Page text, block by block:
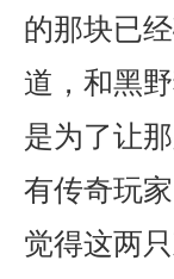
的那块已
道，和黑
是为了让
有传奇玩
觉得这两